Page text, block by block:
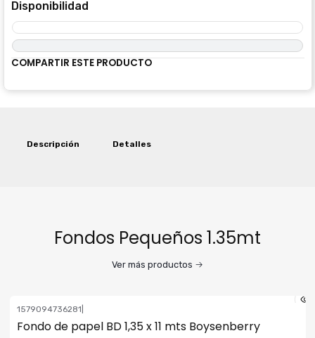
Disponibilidad
COMPARTIR ESTE PRODUCTO
Descripción Detalles
Fondos Pequeños 1.35mt
Ver más productos
1579094736281
Fondo de papel BD 1,35 x 11 mts Boysenberry